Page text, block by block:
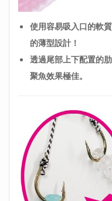
使用容易吸入口的軟
的薄型設計！
透過尾部上下配置的
聚魚效果極佳。